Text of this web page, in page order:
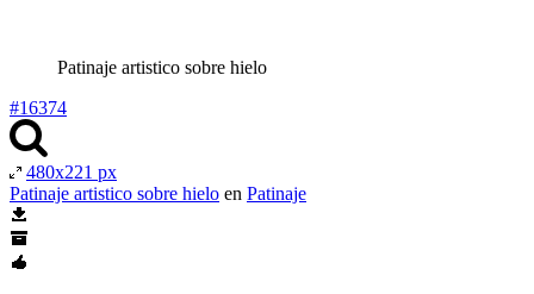
Patinaje artistico sobre hielo
#16374
480x221 px
Patinaje artistico sobre hielo en Patinaje